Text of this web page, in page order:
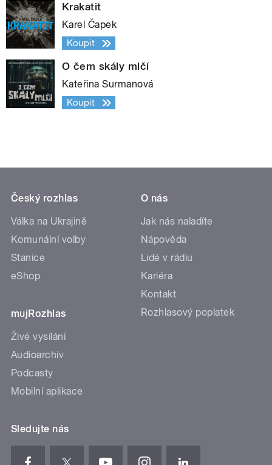
Krakatit
Karel Čapek
Koupit
O čem skály mlčí
Kateřina Surmanová
Koupit
Český rozhlas
Válka na Ukrajině
Komunální volby
Stanice
eShop
mujRozhlas
Živé vysílání
Audioarchiv
Podcasty
Mobilní aplikace
O nás
Jak nás naladíte
Nápověda
Lidé v rádiu
Kariéra
Kontakt
Rozhlasový poplatek
Sledujte nás